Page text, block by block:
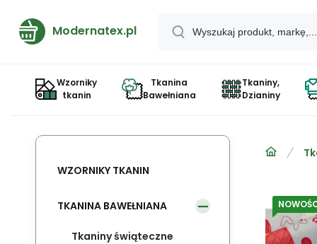
Modernatex.pl
Wzorniky
tkanin
Tkanina
Bawełniana
Tkaniny,
Dzianiny
WZORNIKY TKANIN
TKANINA BAWEŁNIANA
Tkaniny świąteczne